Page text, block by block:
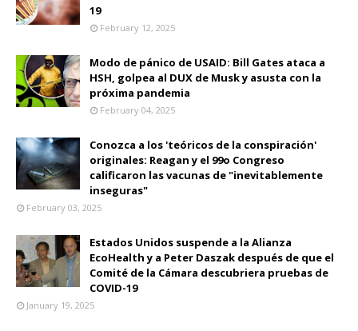
19
February 12, 2025
Modo de pánico de USAID: Bill Gates ataca a
HSH, golpea al DUX de Musk y asusta con la
próxima pandemia
February 04, 2025
Conozca a los 'teóricos de la conspiración'
originales: Reagan y el 99o Congreso
calificaron las vacunas de "inevitablemente
inseguras"
February 03, 2025
Estados Unidos suspende a la Alianza
EcoHealth y a Peter Daszak después de que el
Comité de la Cámara descubriera pruebas de
COVID-19
January 19, 2025